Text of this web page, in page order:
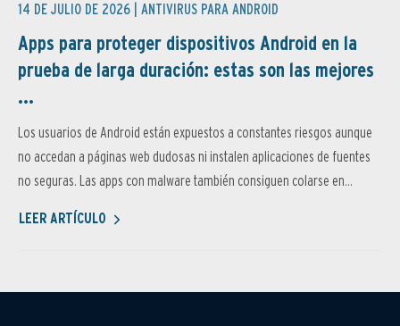
14 DE JULIO DE 2026 | ANTIVIRUS PARA ANDROID
Apps para proteger dispositivos Android en la
prueba de larga duración: estas son las mejores
...
Los usuarios de Android están expuestos a constantes riesgos aunque
no accedan a páginas web dudosas ni instalen aplicaciones de fuentes
no seguras. Las apps con malware también consiguen colarse en...
LEER ARTÍCULO